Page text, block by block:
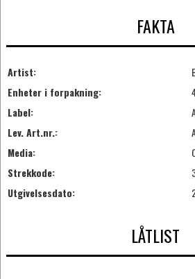
FAKTA
Artist:
Enheter i forpakning:
Label:
Lev. Art.nr.:
Media:
Strekkode:
Utgivelsesdato:
LÅTLIST